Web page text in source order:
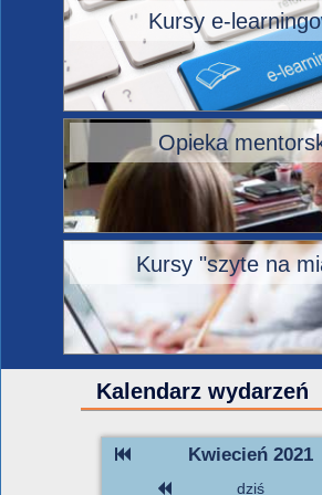
Kursy e-
Opieka
Kursy "szyte na
Kalendarz wydarzeń
Kwiecień 2021
dziś